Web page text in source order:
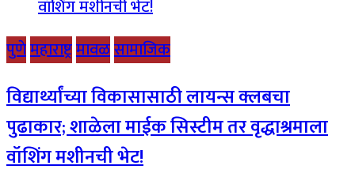
पुणेमहाराष्ट्रमावळसामाजिक
विद्यार्थ्यांच्या विकासासाठी लायन्स क्लबचा
पुढाकार; शाळेला माईक सिस्टीम तर वृद्धाश्रमाला
वॉशिंग मशीनची भेट!